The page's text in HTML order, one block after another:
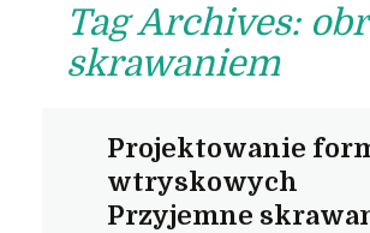
Tag Archives:
skrawaniem
Projektowanie
wtryskowych
Przyjemne